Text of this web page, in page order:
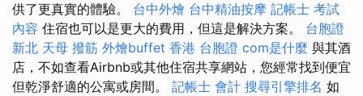
供了更真實的體驗。 台中外燴 台中精油按摩 記帳士 考試
內容 住宿也可以是更大的費用，但這是解決方案。 台胞證
新北 天母 撥筋 外燴buffet 香港 台胞證 com是什麼 與其酒
店，不如查看Airbnb或其他住宿共享網站，您經常找到便宜
但乾淨舒適的公寓或房間。 記帳士 會計 搜尋引擎排名 如